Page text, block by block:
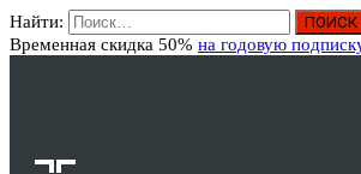
Найти:
Временная скидка 50% на годовую